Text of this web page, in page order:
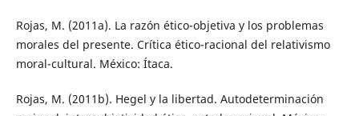
Rojas, M. (2011a). La razón ético-objetiva y los problemas
morales del presente. Crítica ético-racional del relativismo
moral-cultural. México: Ítaca.
Rojas, M. (2011b). Hegel y la libertad. Autodeterminación